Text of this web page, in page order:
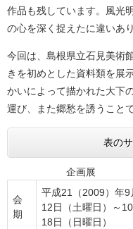
作品も残しています。風光
の心を深く捉えたに違いあ
今回は、島根県立石見美術
きを初めとした資料類を展
かいによって描かれた大下
運び、また郷愁を誘うこと
表の
企画展
会
期
平成21（2009）年9
12日（土曜日）～10
18日（日曜日）